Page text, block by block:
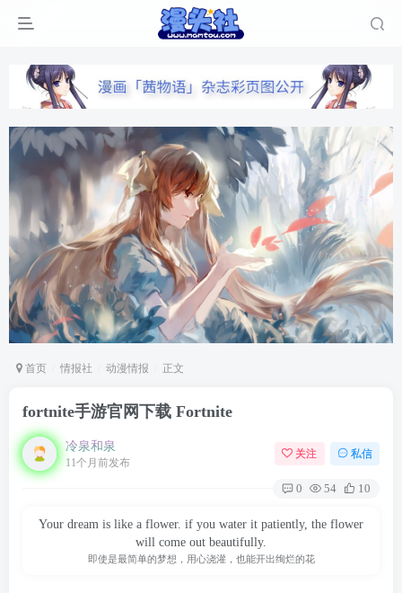
首页 情报社 动漫情报 正文
fortnite手游官网下载 Fortnite
冷泉和泉
11个月前发布
关注 私信
0 54 10
Your dream is like a flower. if you water it patiently, the flower
will come out beautifully.
即使是最简单的梦想，用心浇灌，也能开出绚烂的花